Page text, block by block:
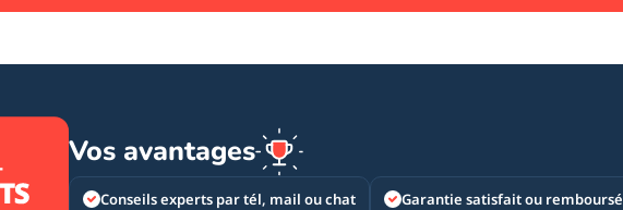
Vos avantages
Conseils experts par tél, mail ou chat Garantie satisfait ou remboursé